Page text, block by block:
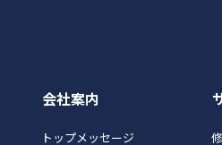
会社案内
トップメッセージ